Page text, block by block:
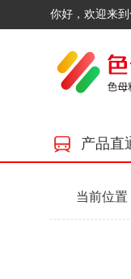
你好，欢迎来到
产品直
当前位置